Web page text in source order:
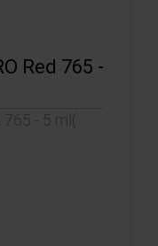
Red 765 -
- 5 ml(